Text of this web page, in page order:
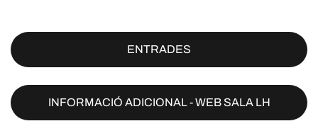
ENTRADES
INFORMACIÓ ADICIONAL - WEB SALA LH